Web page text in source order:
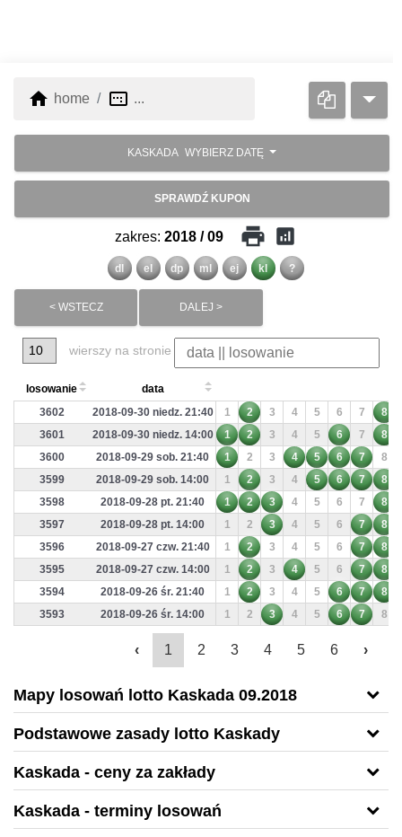
home home image_aspect_ratio ...
KASKADA WYBIERZ DATĘ
SPRAWDŹ KUPON
zakres: 2018 / 09 print analytics
dl el dp ml ej kl ?
< WSTECZ DALEJ >
wierszy na stronie
losowanie
data
3602
2018-09-30 niedz. 21:40 1 2 3 4 5 6 7
8
3601
2018-09-30 niedz. 14:00 1 2 3 4 5 6 7
8
3600
2018-09-29 sob. 21:40 1 2 3 4 5 6 7
8
3599
2018-09-29 sob. 14:00 1 2 3 4 5 6 7
8
3598
2018-09-28 pt. 21:40 1 2 3 4 5 6 7
8
3597
2018-09-28 pt. 14:00 1 2 3 4 5 6 7
8
3596
2018-09-27 czw. 21:40 1 2 3 4 5 6 7
8
3595
2018-09-27 czw. 14:00 1 2 3 4 5 6 7
8
3594
2018-09-26 śr. 21:40 1 2 3 4 5 6 7
8
3593
2018-09-26 śr. 14:00 1 2 3 4 5 6 7 8
‹ 1 2 3 4 5 6 ›
Mapy losowań lotto Kaskada 09.2018
Podstawowe zasady lotto Kaskady
Kaskada - ceny za zakłady
Kaskada - terminy losowań